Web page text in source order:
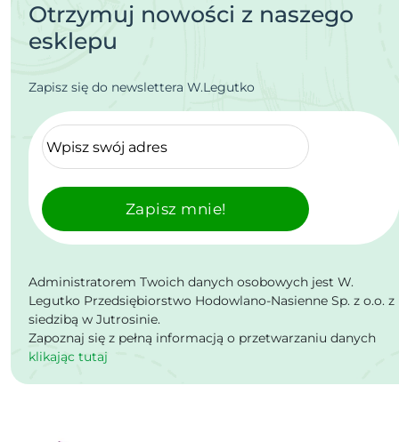
Otrzymuj nowości z naszego
esklepu
Zapisz się do newslettera W.Legutko
Zapisz mnie!
Administratorem Twoich danych osobowych jest W.
Legutko Przedsiębiorstwo Hodowlano-Nasienne Sp. z o.o. z
siedzibą w Jutrosinie.
Zapoznaj się z pełną informacją o przetwarzaniu danych
klikając tutaj